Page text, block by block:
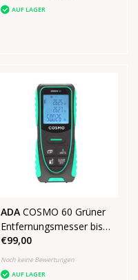
AUF LAGER
ADA COSMO 60 Grüner
Entfernungsmesser bis
60m
€99,00
Noch keine Bewertungen
AUF LAGER